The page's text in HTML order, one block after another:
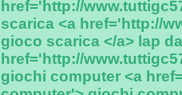
href='http://
scarica <a href='http://
gioco scarica </a> lap
href='http://
giochi computer <a